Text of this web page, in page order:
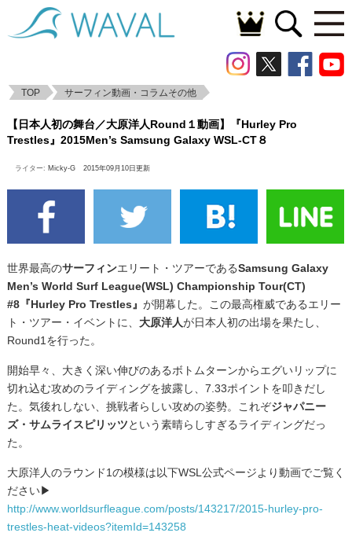
TOP サーフィン動画・コラムその他
画】『Hurley Pro Trestles』2015Men’s
Samsung Galaxy WSL-CT８
【日本人初の舞台／大原洋人Round１動画】『Hurley Pro
Trestles』2015Men’s Samsung Galaxy WSL-CT８
ライター: Micky-G 2015年09月10日更新
世界最高のサーフィンエリート・ツアーであるSamsung Galaxy
Men’s World Surf League(WSL) Championship Tour(CT)
#8『Hurley Pro Trestles』 が開幕した。この最高権威であるエリー
ト・ツアー・イベントに、 大原洋人が日本人初の出場を果たし、
Round1を行った。
開始早々、大きく深い伸びのあるボトムターンからエグいリップに
切れ込む攻めのライディングを披露し、7.33ポイントを叩きだし
た。気後れしない、挑戦者らしい攻めの姿勢。これぞジャパニー
ズ・サムライスピリッツという素晴らしすぎるライディングだっ
た。
大原洋人のラウンド1の模様は以下WSL公式ページより動画でご覧く
ださい▶
http://www.worldsurfleague.com/posts/143217/2015-hurley-pro-
trestles-heat-videos?itemId=143258